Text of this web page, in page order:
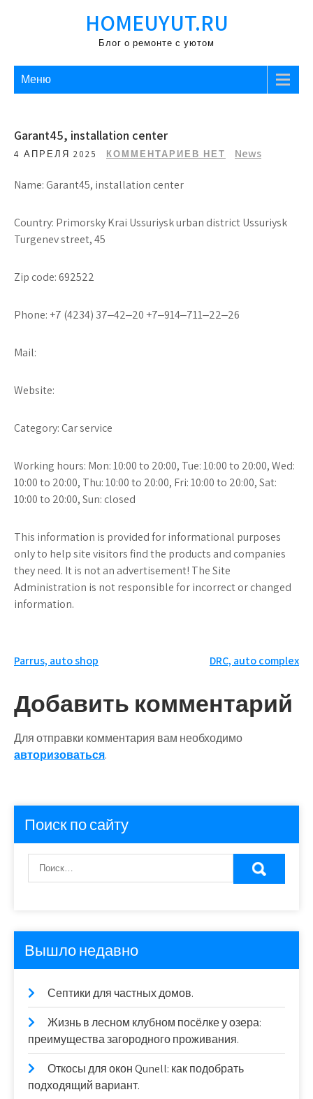
HOMEUYUT.RU
Блог о ремонте с уютом
Меню
Garant45, installation center
4 АПРЕЛЯ 2025 КОММЕНТАРИЕВ НЕТ News
Name: Garant45, installation center
Country: Primorsky Krai Ussuriysk urban district Ussuriysk
Turgenev street, 45
Zip code: 692522
Phone: +7 (4234) 37‒42‒20 +7‒914‒711‒22‒26
Mail:
Website:
Category: Car service
Working hours: Mon: 10:00 to 20:00, Tue: 10:00 to 20:00, Wed:
10:00 to 20:00, Thu: 10:00 to 20:00, Fri: 10:00 to 20:00, Sat:
10:00 to 20:00, Sun: closed
This information is provided for informational purposes
only to help site visitors find the products and companies
they need. It is not an advertisement! The Site
Administration is not responsible for incorrect or changed
information.
Навигация
по
записям
Parrus, auto shop DRC, auto complex
Добавить комментарий
Для отправки комментария вам необходимо
авторизоваться.
Поиск по сайту
Вышло недавно
Септики для частных домов.
Жизнь в лесном клубном посёлке у озера:
преимущества загородного проживания.
Откосы для окон Qunell: как подобрать
подходящий вариант.